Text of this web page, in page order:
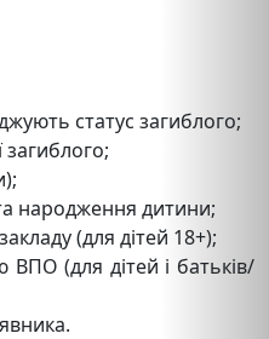
статус загиблого;
загиблого;
народження дитини;
(для дітей 18+);
ВПО (для дітей і батьків/